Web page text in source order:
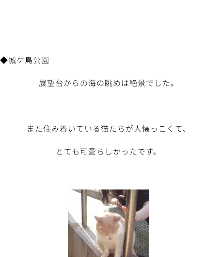
◆城ケ島公園
展望台からの海の眺めは絶景でした。
また住み着いている猫たちが人懐っこくて、
とても可愛らしかったです。